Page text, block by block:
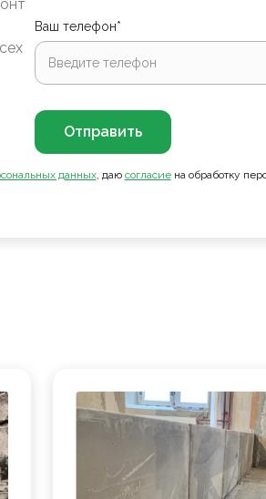
Ваш телефон*
Отправить
данных, даю согласие на обработку